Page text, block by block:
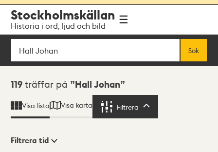
navigationen
huvudinnehållet
Stockholmskällan
Historia i ord, ljud och bild
Sök
Sök
Sökresultat
119 träffar på Hall Johan
Visa lista Visa karta Filtrera
Filtrera tid